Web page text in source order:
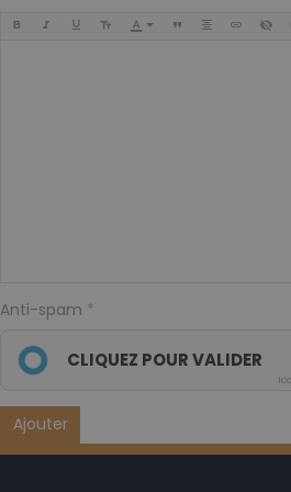
Anti-spam
CLIQUEZ POUR VALIDER
Ajouter